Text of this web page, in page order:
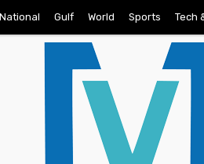
National Gulf World Sports Tech